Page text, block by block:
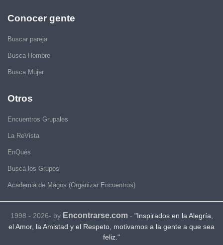
Conocer gente
Buscar pareja
Busca Hombre
Busca Mujer
Otros
Encuentros Grupales
La ReVista
EnQués
Buscá los Grupos
Academia de Magos (Organizar Encuentros)
1998 - 2026- by Encontrarse.com- "Inspirados en la Alegría,
el Amor, la Amistad y el Respeto, motivamos a la gente a que sea
feliz."